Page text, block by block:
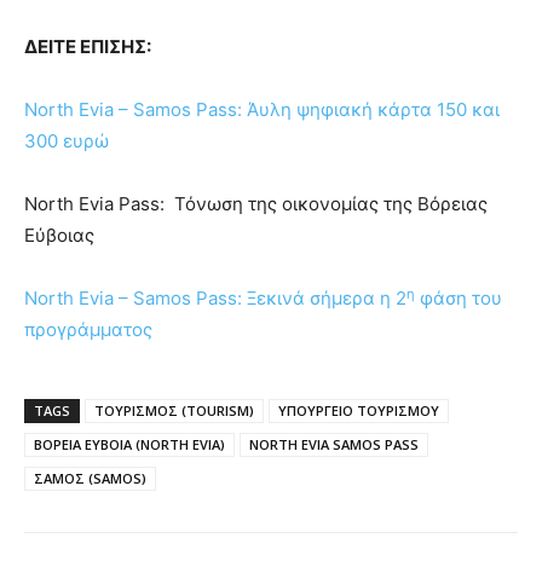
ΔΕΙΤΕ ΕΠΙΣΗΣ:
North Evia – Samos Pass: Άυλη ψηφιακή κάρτα 150 και
300 ευρώ
North Evia Pass: Τόνωση της οικονομίας της Βόρειας
Εύβοιας
North Evia – Samos Pass: Ξεκινά σήμερα η 2η φάση του
προγράμματος
TAGS ΤΟΥΡΙΣΜΟΣ (TOURISM)
ΥΠΟΥΡΓΕΙΟ ΤΟΥΡΙΣΜΟΥ
ΒΟΡΕΙΑ ΕΥΒΟΙΑ (NORTH EVIA)
NORTH EVIA SAMOS PASS
ΣΑΜΟΣ (SAMOS)